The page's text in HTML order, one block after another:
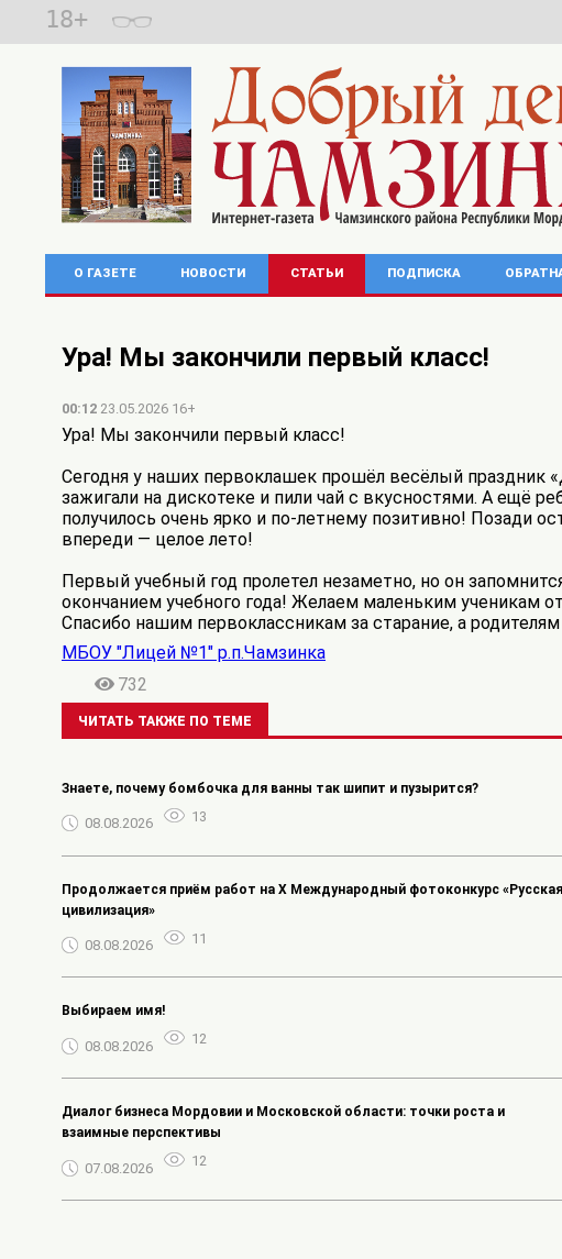
18+
О ГАЗЕТЕ НОВОСТИ СТАТЬИ ПОДПИСКА
Ура! Мы закончили первый класс!
00:12 23.05.2026 16+
Ура! Мы закончили первый класс!
Сегодня у наших первоклашек прошёл весёлый праздник
зажигали на дискотеке и пили чай с вкусностями. А ещё
получилось очень ярко и по-летнему позитивно! Позади
впереди — целое лето!
Первый учебный год пролетел незаметно, но он
окончанием учебного года! Желаем маленьким ученикам
Спасибо нашим первоклассникам за старание, а
МБОУ "Лицей №1" р.п.Чамзинка
732
ЧИТАТЬ ТАКЖЕ ПО ТЕМЕ
Знаете, почему бомбочка для ванны так шипит и пузырится?
08.08.2026 13
Продолжается приём работ на Х Международный фотоконкурс «Русская
цивилизация»
08.08.2026 11
Выбираем имя!
08.08.2026 12
Диалог бизнеса Мордовии и Московской области: точки роста и
взаимные перспективы
07.08.2026 12